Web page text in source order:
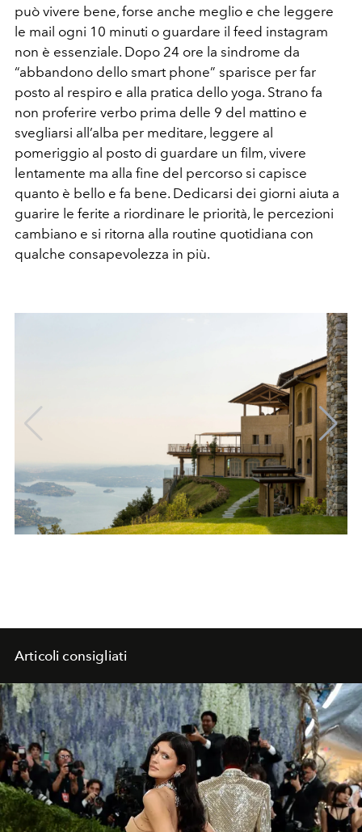
può vivere bene, forse anche meglio e che leggere
le mail ogni 10 minuti o guardare il feed instagram
non è essenziale. Dopo 24 ore la sindrome da
“abbandono dello smart phone” sparisce per far
posto al respiro e alla pratica dello yoga. Strano fa
non proferire verbo prima delle 9 del mattino e
svegliarsi all’alba per meditare, leggere al
pomeriggio al posto di guardare un film, vivere
lentamente ma alla fine del percorso si capisce
quanto è bello e fa bene. Dedicarsi dei giorni aiuta a
guarire le ferite a riordinare le priorità, le percezioni
cambiano e si ritorna alla routine quotidiana con
qualche consapevolezza in più.
Articoli consigliati